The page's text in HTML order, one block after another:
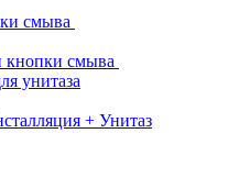
смыва
кнопки смыва
унитаза
+ Унитаз